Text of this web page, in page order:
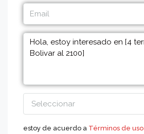
Seleccionar
estoy de acuerdo a Términos de uso